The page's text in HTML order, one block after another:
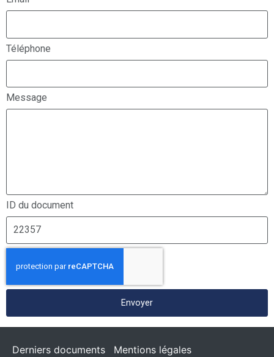
Téléphone
Message
ID du document
Envoyer
Derniers documents Mentions légales